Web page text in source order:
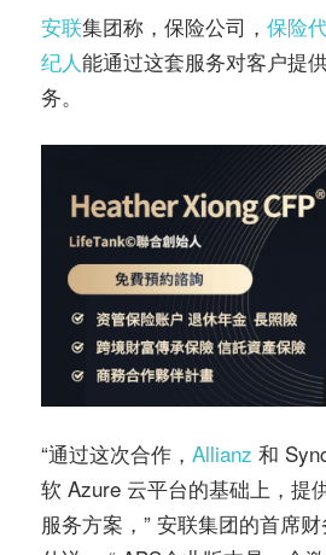
安联集团称，保险公司， 保险
纪人能通过这套服务对客户提
务。
“通过这次合作， Allianz 和
软 Azure 云平台的基础上，提
服务方案，” 安联集团的首席